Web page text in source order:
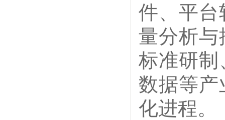
件、平台
量分析与
标准研制
数据等产
化进程。